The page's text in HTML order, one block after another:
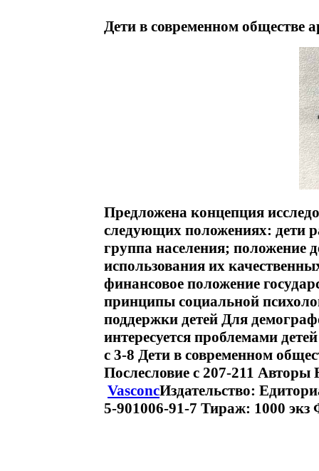
Дети в современном обществе
Предложена концепция
следующих положениях: дети
группа населения; положение
использования их
финансовое положение
принципы социальной
поддержки детей Для
интересуется проблемами
c 3-8 Дети в современном
Послесловие c 207-211
VasconcИздательство:
5-901006-91-7 Тираж: 1000